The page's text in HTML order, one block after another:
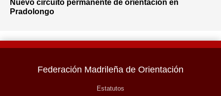
Nuevo circuito permanente de orientación en
Pradolongo
Federación Madrileña de Orientación
Estatutos